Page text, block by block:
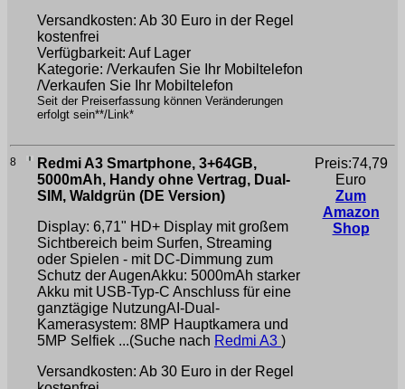
Versandkosten: Ab 30 Euro in der Regel
kostenfrei
Verfügbarkeit: Auf Lager
Kategorie: /Verkaufen Sie Ihr Mobiltelefon
/Verkaufen Sie Ihr Mobiltelefon
Seit der Preiserfassung können Veränderungen
erfolgt sein**/Link*
8
Redmi A3 Smartphone, 3+64GB,
5000mAh, Handy ohne Vertrag, Dual-
SIM, Waldgrün (DE Version)
Display: 6,71" HD+ Display mit großem
Sichtbereich beim Surfen, Streaming
oder Spielen - mit DC-Dimmung zum
Schutz der AugenAkku: 5000mAh starker
Akku mit USB-Typ-C Anschluss für eine
ganztägige NutzungAI-Dual-
Kamerasystem: 8MP Hauptkamera und
5MP Selfiek ...(Suche nach Redmi A3 )
Versandkosten: Ab 30 Euro in der Regel
Preis:74,79
Euro
Zum
Amazon
Shop